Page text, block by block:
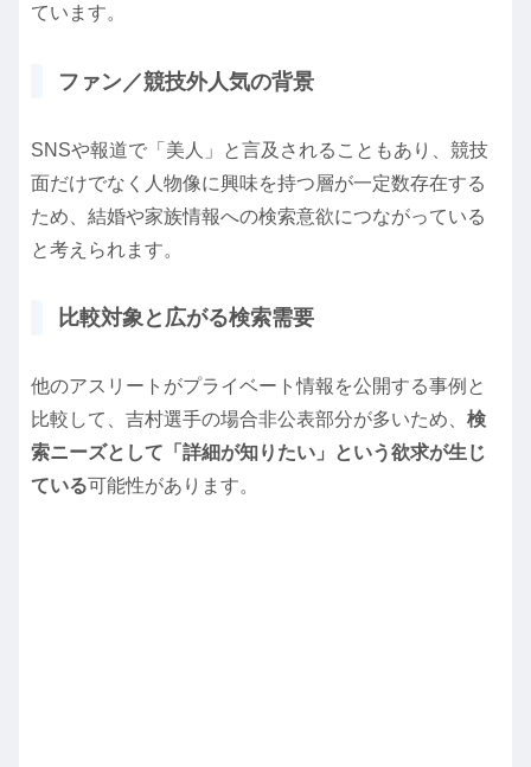
ています。
ファン／競技外人気の背景
SNSや報道で「美人」と言及されることもあり、競技
面だけでなく人物像に興味を持つ層が一定数存在する
ため、結婚や家族情報への検索意欲につながっている
と考えられます。
比較対象と広がる検索需要
他のアスリートがプライベート情報を公開する事例と
比較して、吉村選手の場合非公表部分が多いため、 検
索ニーズとして「詳細が知りたい」という欲求が生じ
ている可能性があります。